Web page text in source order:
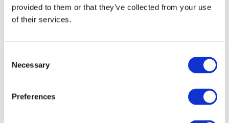
provided to them or that they’ve collected from your use
of their services.
Selection
Necessary
Preferences